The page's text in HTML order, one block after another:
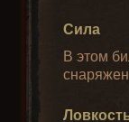
Сила
В этом